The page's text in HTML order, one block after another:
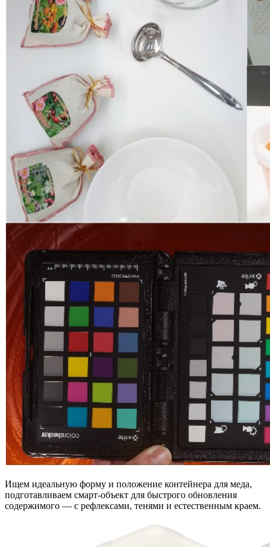
Ищем идеальную форму и положение контейнера для меда,
подготавливаем смарт-объект для быстрого обновления
содержимого — с рефлексами, тенями и естественным краем.